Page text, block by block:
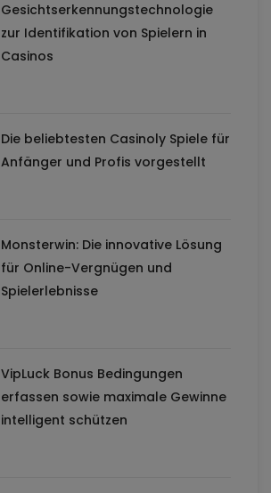
Gesichtserkennungstechnologie
zur Identifikation von Spielern in
Casinos
Die beliebtesten Casinoly Spiele für
Anfänger und Profis vorgestellt
Monsterwin: Die innovative Lösung
für Online-Vergnügen und
Spielerlebnisse
VipLuck Bonus Bedingungen
erfassen sowie maximale Gewinne
intelligent schützen